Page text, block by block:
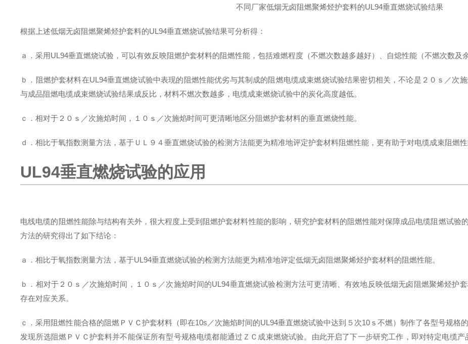
不同厂家低烟无卤阻燃聚烯烃护套料的UL94垂直燃烧试验结果
根据上述低烟无卤阻燃聚烯烃护套料的UL94垂直燃烧试验结果可分析得：
ａ．采用UL94垂直燃烧试验，可以有效反映阻燃护套材料的阻燃性能，包括难燃程度（不燃次数越多越好）、自熄性能（不燃次数及
ｂ．阻燃护套材料在UL94垂直燃烧试验中表现的阻燃性能优劣与其制成的阻燃电缆成束燃烧试验结果密切相关，不论是２０ｓ／次
与成品阻燃电缆成束燃烧试验结果成反比，材料不燃次数越多，电缆成束燃烧试验中的炭化高度越低。
ｃ．相对于２０ｓ／次施焰时间，１０ｓ／次施焰时间可更清晰地区分阻燃护套材料的垂直燃烧性能。
ｄ．相比于氧指数测量方法，基于ＵＬ９４垂直燃烧试验的检测方法能更为精准地评定护套材料阻燃性能，更有助于对电缆成束阻燃
UL94垂直燃烧试验的应用
电线电缆的阻燃性能除与结构有关外，很大程度上受到阻燃护套材料性能的影响，研究护套材料的阻燃性能对保障成品电缆阻燃试验
方法的研究得出了如下结论：
ａ．相比于氧指数测量方法，基于UL94垂直燃烧试验的检测方法能更为精准地评定低烟无卤阻燃聚烯烃护套材料的阻燃性能。
ｂ．相对于２０ｓ／次施焰时间，１０ｓ／次施焰时间的UL94垂直燃烧试验检测方法可更清晰、有效地反映低烟无卤阻燃聚烯烃护
存在对应关系。
ｃ．采用阻燃性能合格的阻燃ＰＶＣ护套材料（即在10s／次施焰时间的UL94垂直燃烧试验中达到５次10ｓ不燃）制作了各型号规格
发现所选阻燃ＰＶＣ护套料并不能保证所有型号规格电缆都能通过ＺＣ成束燃烧试验。由此开启了下一步研究工作，即对特定电缆